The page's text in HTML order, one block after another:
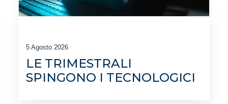
5 Agosto 2026
LE TRIMESTRALI
SPINGONO I TECNOLOGICI